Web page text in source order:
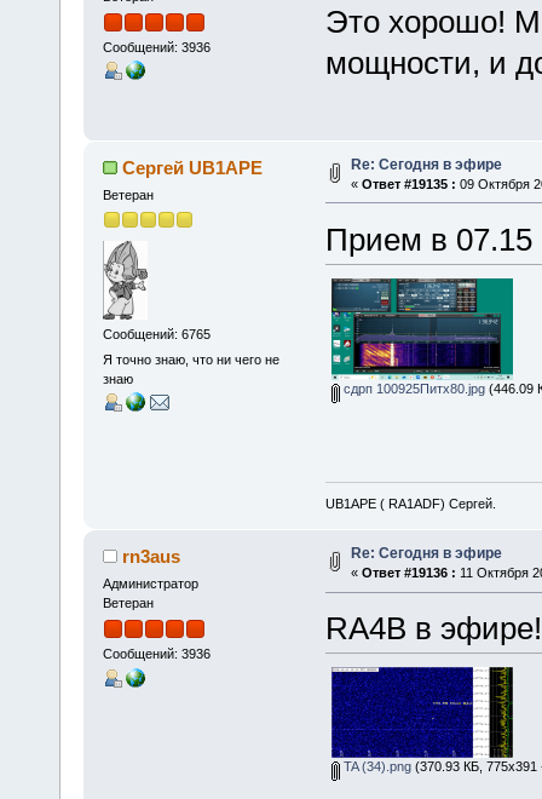
Сообщений: 3936
Это хорошо!
мощности, и
Сергей UB1APE
Ветеран
Сообщений: 6765
Я точно знаю, что ни чего не
знаю
Re: Сегодня в эфире
« Ответ #19135 : 09 Октября
Прием в
сдрп 100925Питх80.jpg(446.09
UB1APE ( RA1ADF) Сергей.
rn3aus
Администратор
Ветеран
Сообщений: 3936
Re: Сегодня в эфире
« Ответ #19136 : 11 Октября
RA4B в эфире!
TA (34).png(370.93 КБ, 775x391